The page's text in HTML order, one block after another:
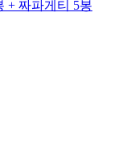
+ 짜파게티 5봉